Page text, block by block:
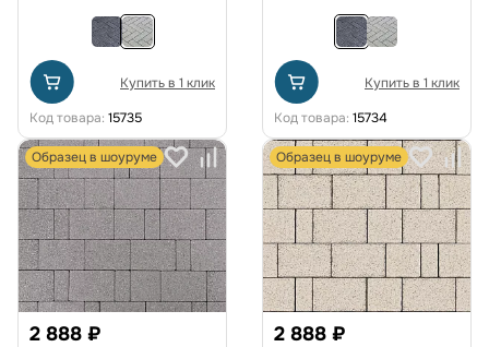
Купить в 1 клик
Код товара: 15735
Купить в 1 клик
Код товара: 15734
Образец в шоуруме
2 888 ₽
Образец в шоуруме
2 888 ₽